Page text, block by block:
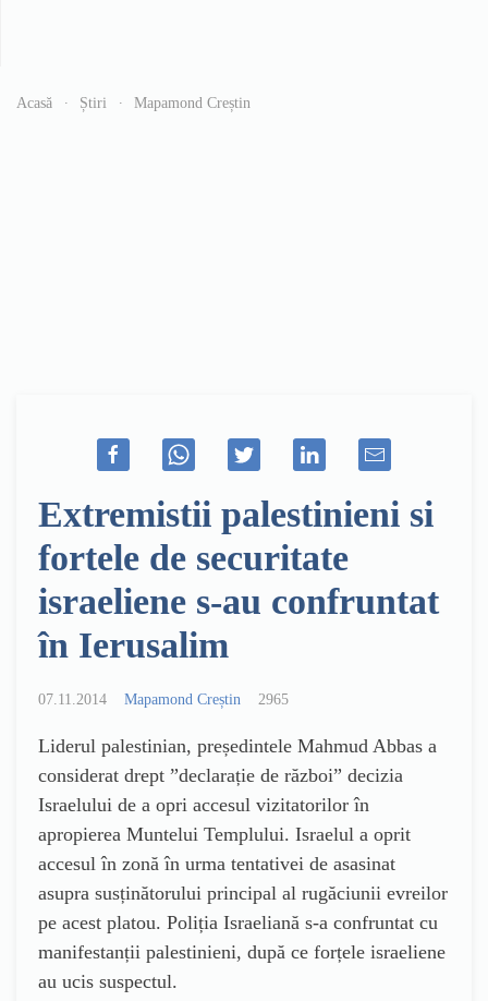
Acasă Știri Mapamond Creștin
Extremistii palestinieni si
fortele de securitate
israeliene s-au confruntat
în Ierusalim
07.11.2014 Mapamond Creștin 2965
Liderul palestinian, președintele Mahmud Abbas a
considerat drept ”declarație de război” decizia
Israelului de a opri accesul vizitatorilor în
apropierea Muntelui Templului. Israelul a oprit
accesul în zonă în urma tentativei de asasinat
asupra susținătorului principal al rugăciunii evreilor
pe acest platou. Poliția Israeliană s-a confruntat cu
manifestanții palestinieni, după ce forțele israeliene
au ucis suspectul.